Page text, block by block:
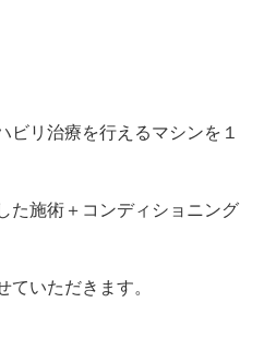
ビリ治療を行えるマシンを１
た施術＋コンディショニング
ていただきます。